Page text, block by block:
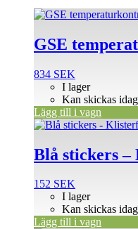
GSE
834 SEK
I lager
Kan skickas idag
Lägg till i vagn
Blå stickers
152 SEK
I lager
Kan skickas idag
Lägg till i vagn